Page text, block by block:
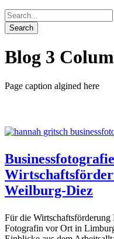
Blog 3
Page caption algined here
Weilburg-Diez
Für die
Fotografin vor Ort in